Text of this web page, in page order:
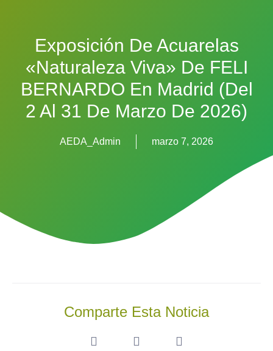
Exposición De Acuarelas
«Naturaleza Viva» De FELI
BERNARDO En Madrid (del
2 Al 31 De Marzo De 2026)
AEDA_Admin marzo 7, 2026
Comparte Esta Noticia